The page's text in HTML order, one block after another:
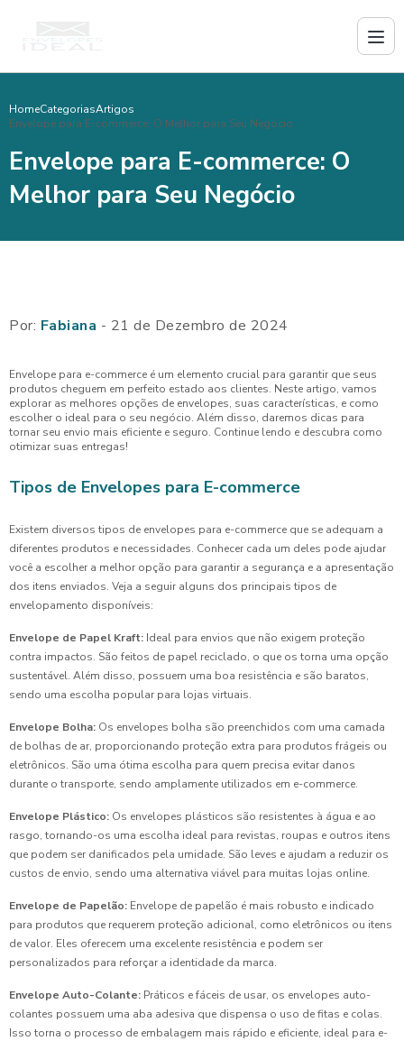
HomeCategoriasArtigos
Envelope para E-commerce: O Melhor para Seu Negócio
Envelope para E-commerce: O
Melhor para Seu Negócio
Por: Fabiana - 21 de Dezembro de 2024
Envelope para e-commerce é um elemento crucial para garantir que seus
produtos cheguem em perfeito estado aos clientes. Neste artigo, vamos
explorar as melhores opções de envelopes, suas características, e como
escolher o ideal para o seu negócio. Além disso, daremos dicas para
tornar seu envio mais eficiente e seguro. Continue lendo e descubra como
otimizar suas entregas!
Tipos de Envelopes para E-commerce
Existem diversos tipos de envelopes para e-commerce que se adequam a
diferentes produtos e necessidades. Conhecer cada um deles pode ajudar
você a escolher a melhor opção para garantir a segurança e a apresentação
dos itens enviados. Veja a seguir alguns dos principais tipos de
envelopamento disponíveis:
Envelope de Papel Kraft: Ideal para envios que não exigem proteção
contra impactos. São feitos de papel reciclado, o que os torna uma opção
sustentável. Além disso, possuem uma boa resistência e são baratos,
sendo uma escolha popular para lojas virtuais.
Envelope Bolha: Os envelopes bolha são preenchidos com uma camada
de bolhas de ar, proporcionando proteção extra para produtos frágeis ou
eletrônicos. São uma ótima escolha para quem precisa evitar danos
durante o transporte, sendo amplamente utilizados em e-commerce.
Envelope Plástico: Os envelopes plásticos são resistentes à água e ao
rasgo, tornando-os uma escolha ideal para revistas, roupas e outros itens
que podem ser danificados pela umidade. São leves e ajudam a reduzir os
custos de envio, sendo uma alternativa viável para muitas lojas online.
Envelope de Papelão: Envelope de papelão é mais robusto e indicado
para produtos que requerem proteção adicional, como eletrônicos ou itens
de valor. Eles oferecem uma excelente resistência e podem ser
personalizados para reforçar a identidade da marca.
Envelope Auto-Colante: Práticos e fáceis de usar, os envelopes auto-
colantes possuem uma aba adesiva que dispensa o uso de fitas e colas.
Isso torna o processo de embalagem mais rápido e eficiente, ideal para e-